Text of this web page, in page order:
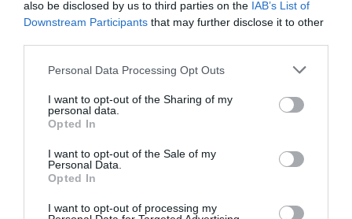
also be disclosed by us to third parties on the IAB’s List of
Downstream Participants that may further disclose it to other
Please note that this website/app uses one or more Google
not limited to your visit or usage behaviour. You may click to
grant or deny consent to Google and its third-party tags to
use your data for below specified purposes in below Google
consent section.
Personal Data Processing Opt Outs
I want to opt-out of the Sharing of my
personal data.
Opted In
I want to opt-out of the Sale of my
Personal Data.
Opted In
I want to opt-out of processing my
Legfrissebb híreink
35 PERCES TANÓRÁK ÉS KEVESEBB HÁZI
FELADAT JÖHET AZ ALSÓ ...